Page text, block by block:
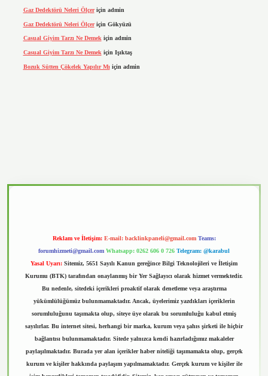
Gaz Dedektörü Neleri Ölçeriçin admin
Gaz Dedektörü Neleri Ölçeriçin Gökyüzü
Casual Giyim Tarzı Ne Demekiçin admin
Casual Giyim Tarzı Ne Demek için Işıktaş
Bozuk Sütten Çökelek Yapılır Mı için admin
Reklam ve İletişim: E-mail: backlinkpaneli@gmail.com Teams:
forumhizmeti@gmail.com Whatsapp: 0262 606 0 726 Telegram: @karabul
Yasal Uyarı: Sitemiz, 5651 Sayılı Kanun gereğince Bilgi Teknolojileri ve İletişim
Kurumu (BTK) tarafından onaylanmış bir Yer Sağlayıcı olarak hizmet vermektedir.
Bu nedenle, sitedeki içerikleri proaktif olarak denetleme veya araştırma
yükümlülüğümüz bulunmamaktadır. Ancak, üyelerimiz yazdıkları içeriklerin
sorumluluğunu taşımakta olup, siteye üye olarak bu sorumluluğu kabul etmiş
sayılırlar. Bu internet sitesi, herhangi bir marka, kurum veya şahıs şirketi ile hiçbir
bağlantısı bulunmamaktadır. Sitede yalnızca kendi hazırladığımız makaleler
paylaşılmaktadır. Burada yer alan içerikler haber niteliği taşımamakta olup, gerçek
kurum ve kişiler hakkında paylaşım yapılmamaktadır. Gerçek kurum ve kişiler ile